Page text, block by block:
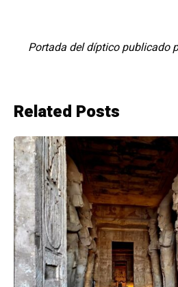
Portada del díptico publicado
Related Posts